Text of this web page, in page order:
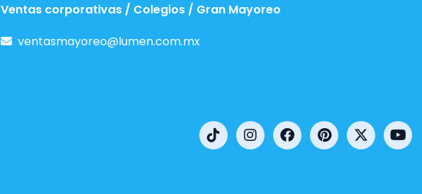
Ventas corporativas / Colegios / Gran Mayoreo
ventasmayoreo@lumen.com.mx